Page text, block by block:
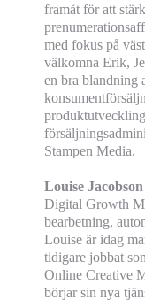
framåt för att
med fokus på
välkomna Erik,
en bra blandning
Stampen Media.
Louise Jacobson
Digital Growth
bearbetning,
Louise är idag
tidigare jobbat
Online Creative
börjar sin nya